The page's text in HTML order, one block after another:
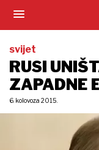
svijet
RUSI
ZAPADNE
6. kolovoza 2015.